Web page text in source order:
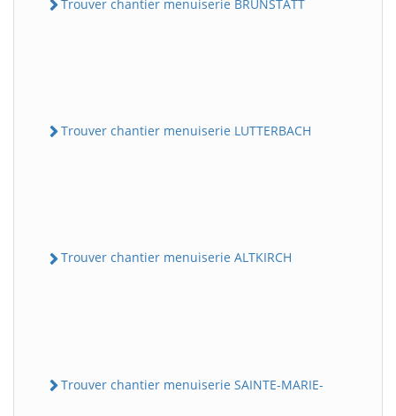
Trouver chantier menuiserie BRUNSTATT
Trouver chantier menuiserie LUTTERBACH
Trouver chantier menuiserie ALTKIRCH
Trouver chantier menuiserie SAINTE-MARIE-